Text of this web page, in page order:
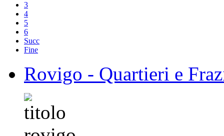
3
4
5
6
Succ
Fine
Rovigo - Quartieri e